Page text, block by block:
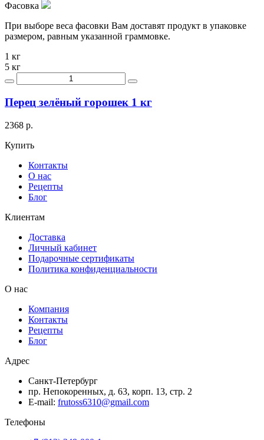
Фасовка
При выборе веса фасовки Вам доставят продукт в упаковке
размером, равным указанной граммовке.
1 кг
5 кг
Перец зелёный горошек 1 кг
2368 р.
Купить
Контакты
О нас
Рецепты
Блог
Клиентам
Доставка
Личный кабинет
Подарочные сертификаты
Политика конфиденциальности
О нас
Компания
Контакты
Рецепты
Блог
Адрес
Санкт-Петербург
пр. Непокоренных, д. 63, корп. 13, стр. 2
E-mail: frutoss6310@gmail.com
Телефоны